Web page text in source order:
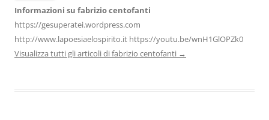
Informazioni su fabrizio centofanti
https://gesuperatei.wordpress.com
http://www.lapoesiaelospirito.it https://youtu.be/wnH1GlOPZk0
Visualizza tutti gli articoli di fabrizio centofanti →